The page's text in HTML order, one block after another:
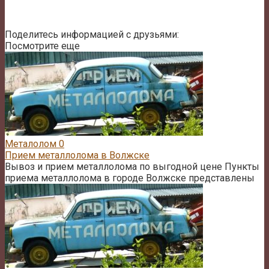
Поделитесь информацией с друзьями:
Посмотрите еще
Металолом 0
Прием металлолома в Волжске
Вывоз и прием металлолома по выгодной цене Пункты
приема металлолома в городе Волжске представлены